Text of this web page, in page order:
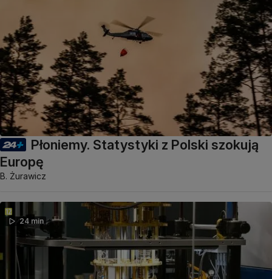
Płoniemy. Statystyki z Polski szokują
Europę
B. Żurawicz
24 min